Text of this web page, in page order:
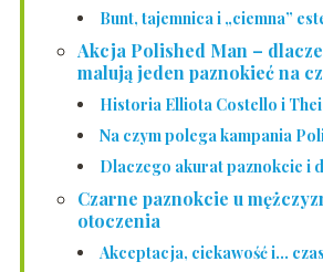
Bunt, tajemnica i „ciemna”
Akcja Polished Man –
malują jeden paznokieć na
Historia Elliota Costello i Thei
Na czym polega kampania
Dlaczego akurat paznokcie i
Czarne paznokcie u
otoczenia
Akceptacja, ciekawość i…